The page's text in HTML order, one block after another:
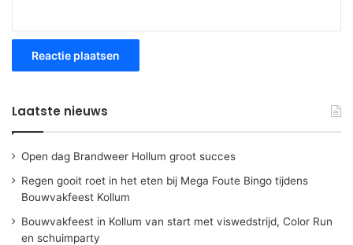
Laatste nieuws
Open dag Brandweer Hollum groot succes
Regen gooit roet in het eten bij Mega Foute Bingo tijdens
Bouwvakfeest Kollum
Bouwvakfeest in Kollum van start met viswedstrijd, Color Run
en schuimparty